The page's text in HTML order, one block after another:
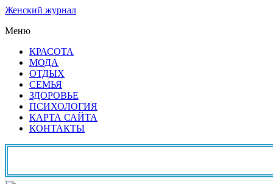
Женский журнал
Меню
КРАСОТА
МОДА
ОТДЫХ
СЕМЬЯ
ЗДОРОВЬЕ
ПСИХОЛОГИЯ
КАРТА САЙТА
КОНТАКТЫ